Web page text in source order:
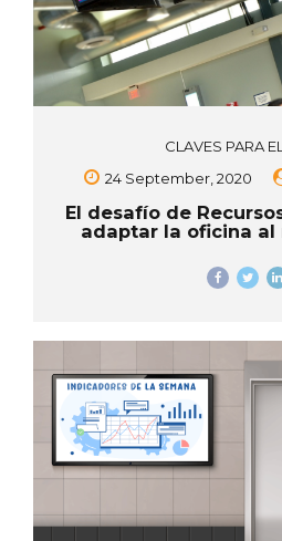
CLAVES PARA
24 September, 2020
El desafío de
adaptar la oficina al